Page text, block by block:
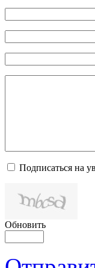
Подписаться на
Обновить